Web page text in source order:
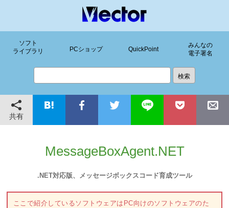
ソフト
ライブラリ
PCショップ QuickPoint
みんなの
電子署名
共有
MessageBoxAgent.NET
.NET対応版、メッセージボックスコード育成ツール
ここで紹介しているソフトウェアはPC向けのソフトウェアのた